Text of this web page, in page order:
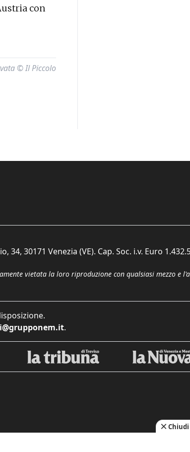
con
© Il Piccolo
30171 Venezia (VE). Cap. Soc. i.v. Euro
vietata la loro riproduzione con qualsiasi mezzo e
.
Chiudi